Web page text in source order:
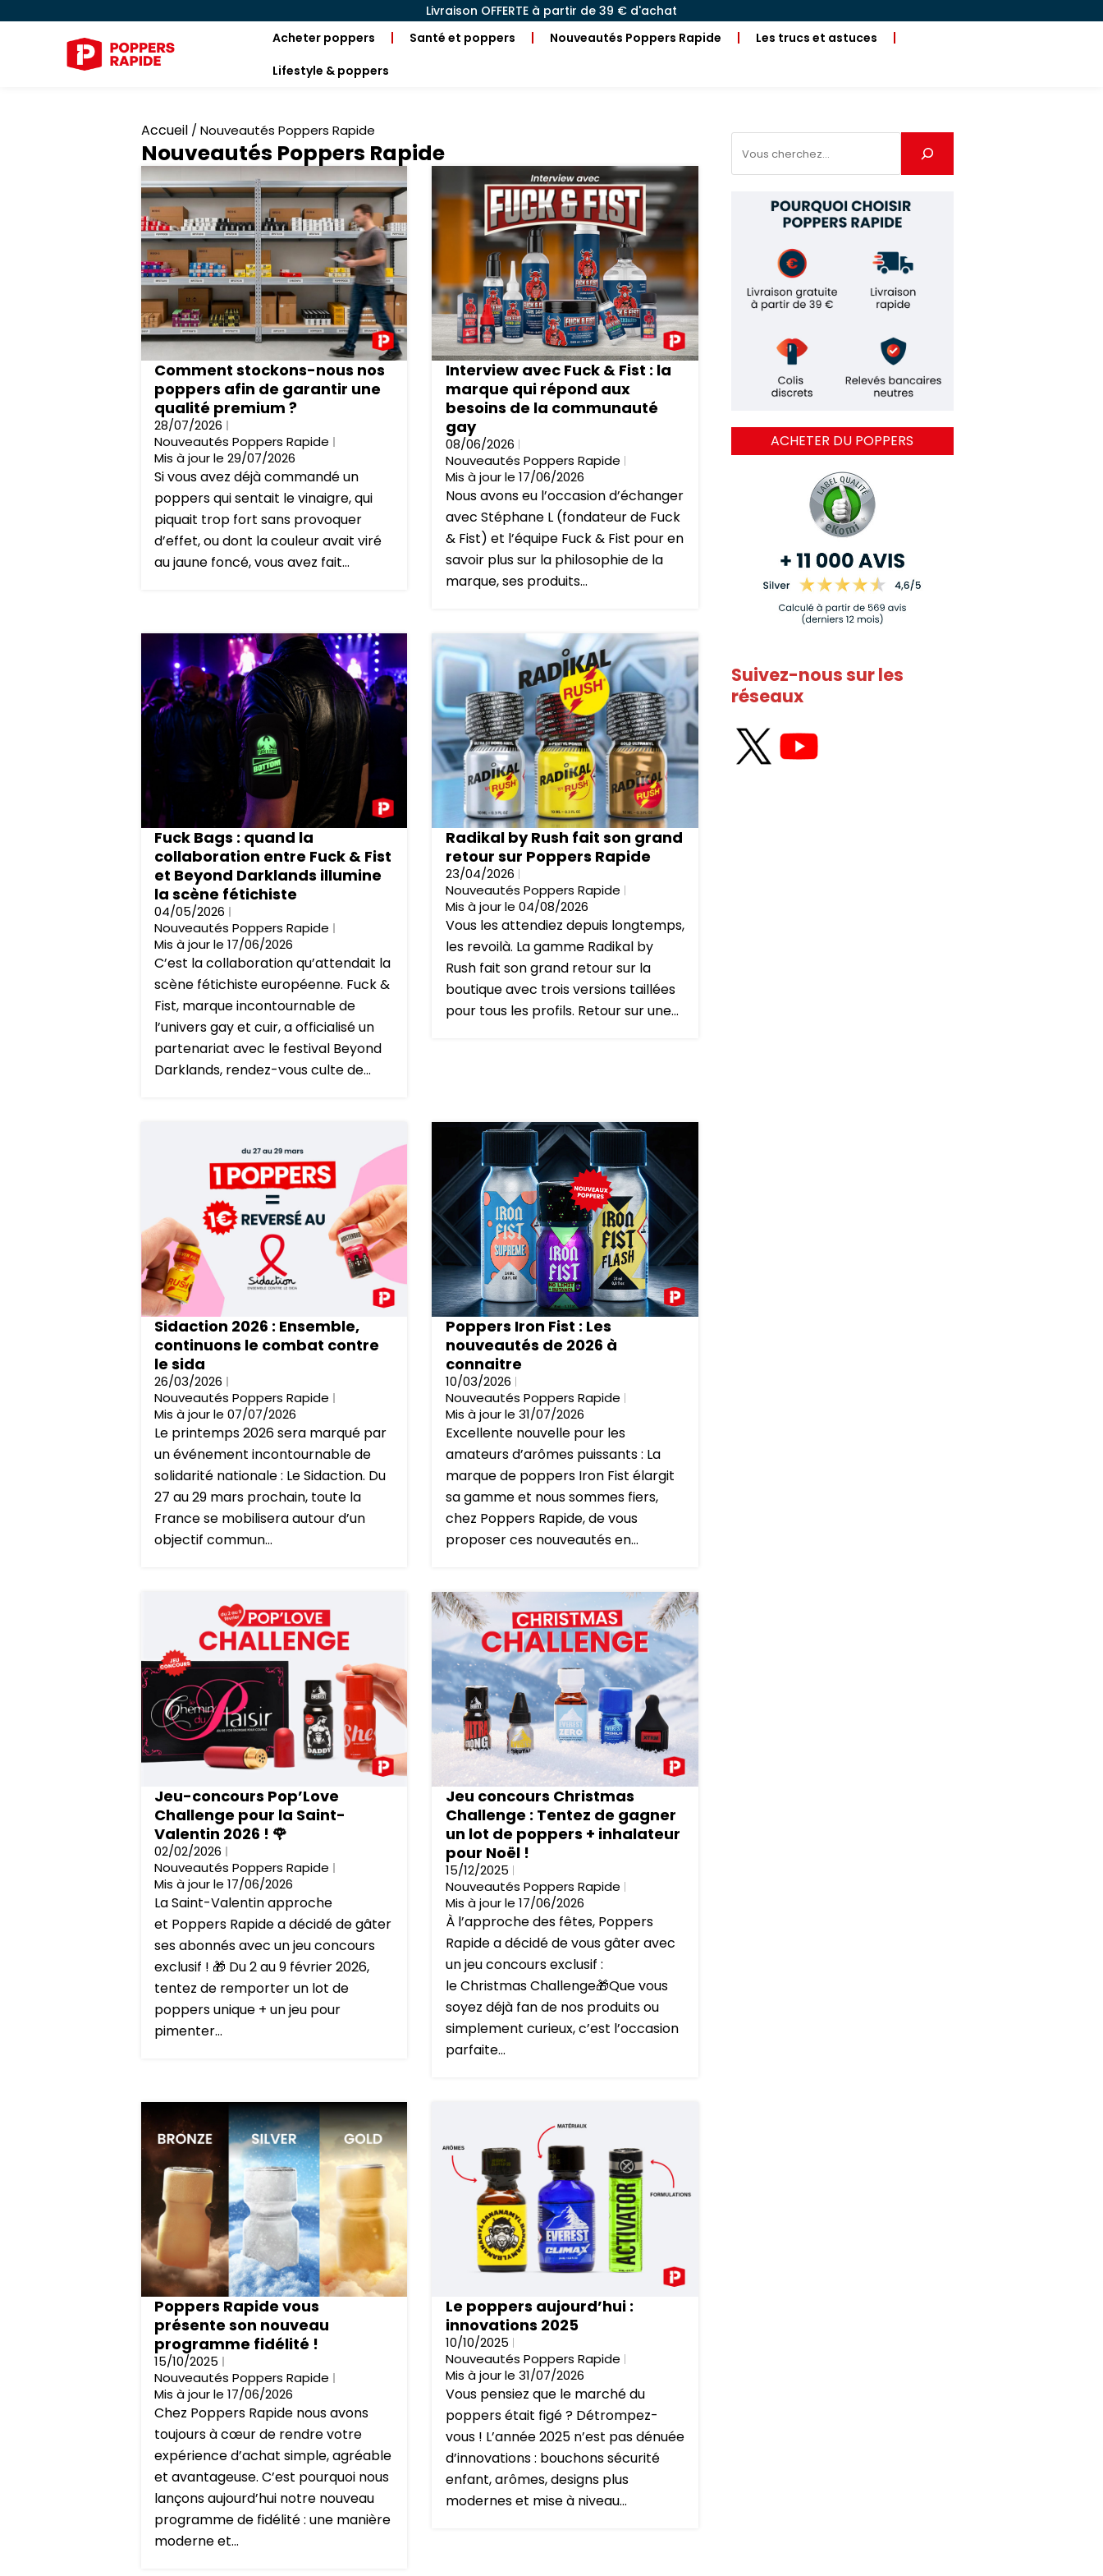
Livraison OFFERTE à partir de 39 € d'achat
Acheter poppers
Santé et poppers Nouveautés Poppers Rapide
Les trucs et astuces
Lifestyle & poppers
Accueil / Nouveautés Poppers Rapide
Nouveautés Poppers Rapide
Comment stockons-nous nos
poppers afin de garantir une
qualité premium ?
28/07/2026
Nouveautés Poppers Rapide
Mis à jour le 29/07/2026
Si vous avez déjà commandé un
poppers qui sentait le vinaigre, qui
piquait trop fort sans provoquer
d’effet, ou dont la couleur avait viré
au jaune foncé, vous avez fait...
Interview avec Fuck & Fist : la
marque qui répond aux
besoins de la communauté
gay
08/06/2026
Nouveautés Poppers Rapide
Mis à jour le 17/06/2026
Nous avons eu l’occasion d’échanger
avec Stéphane L (fondateur de Fuck
& Fist) et l’équipe Fuck & Fist pour en
savoir plus sur la philosophie de la
marque, ses produits...
Fuck Bags : quand la
collaboration entre Fuck & Fist
et Beyond Darklands illumine
la scène fétichiste
04/05/2026
Nouveautés Poppers Rapide
Mis à jour le 17/06/2026
C’est la collaboration qu’attendait la
scène fétichiste européenne. Fuck &
Fist, marque incontournable de
l’univers gay et cuir, a officialisé un
partenariat avec le festival Beyond
Darklands, rendez-vous culte de...
Radikal by Rush fait son grand
retour sur Poppers Rapide
23/04/2026
Nouveautés Poppers Rapide
Mis à jour le 04/08/2026
Vous les attendiez depuis longtemps,
les revoilà. La gamme Radikal by
Rush fait son grand retour sur la
boutique avec trois versions taillées
pour tous les profils. Retour sur une...
Sidaction 2026 : Ensemble,
continuons le combat contre
le sida
26/03/2026
Nouveautés Poppers Rapide
Mis à jour le 07/07/2026
Le printemps 2026 sera marqué par
un événement incontournable de
solidarité nationale : Le Sidaction. Du
27 au 29 mars prochain, toute la
France se mobilisera autour d’un
objectif commun...
Poppers Iron Fist : Les
nouveautés de 2026 à
connaitre
10/03/2026
Nouveautés Poppers Rapide
Mis à jour le 31/07/2026
Excellente nouvelle pour les
amateurs d’arômes puissants : La
marque de poppers Iron Fist élargit
sa gamme et nous sommes fiers,
chez Poppers Rapide, de vous
proposer ces nouveautés en...
Jeu-concours Pop’Love
Challenge pour la Saint-
Valentin 2026 ! 🌹
02/02/2026
Nouveautés Poppers Rapide
Mis à jour le 17/06/2026
La Saint-Valentin approche
et Poppers Rapide a décidé de gâter
ses abonnés avec un jeu concours
exclusif ! 🎁 Du 2 au 9 février 2026,
tentez de remporter un lot de
poppers unique + un jeu pour
pimenter...
Jeu concours Christmas
Challenge : Tentez de gagner
un lot de poppers + inhalateur
pour Noël !
15/12/2025
Nouveautés Poppers Rapide
Mis à jour le 17/06/2026
À l’approche des fêtes, Poppers
Rapide a décidé de vous gâter avec
un jeu concours exclusif :
le Christmas Challenge🎁Que vous
soyez déjà fan de nos produits ou
simplement curieux, c’est l’occasion
parfaite...
Poppers Rapide vous
présente son nouveau
programme fidélité !
15/10/2025
Nouveautés Poppers Rapide
Mis à jour le 17/06/2026
Chez Poppers Rapide nous avons
toujours à cœur de rendre votre
expérience d’achat simple, agréable
et avantageuse. C’est pourquoi nous
lançons aujourd’hui notre nouveau
programme de fidélité : une manière
moderne et...
Le poppers aujourd’hui :
innovations 2025
10/10/2025
Nouveautés Poppers Rapide
Mis à jour le 31/07/2026
Vous pensiez que le marché du
poppers était figé ? Détrompez-
vous ! L’année 2025 n’est pas dénuée
d’innovations : bouchons sécurité
enfant, arômes, designs plus
modernes et mise à niveau...
ACHETER DU POPPERS
Suivez-nous sur les
réseaux